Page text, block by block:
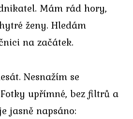
Mám rád hory,
ženy. Hledám
na začátek.
Nesnažím se
upřímné, bez filtrů a
jasně napsáno: